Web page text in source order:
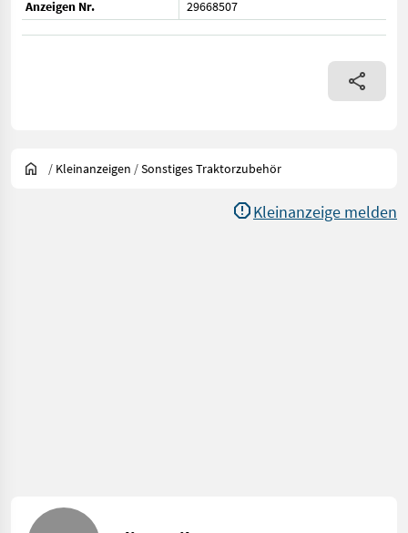
Anzeigen Nr.
29668507
/ Kleinanzeigen /Sonstiges Traktorzubehör
Kleinanzeige melden